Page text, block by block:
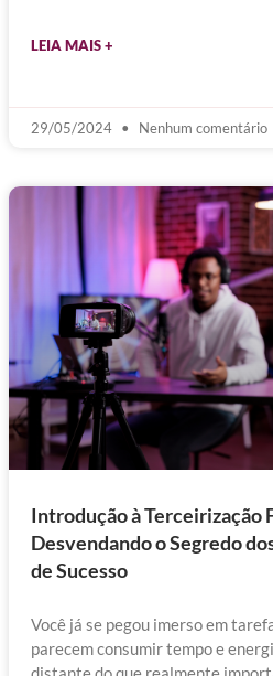
LEIA MAIS +
29/05/2024 Nenhum comentário
Introdução à Terceirização
Desvendando o Segredo
de Sucesso
Você já se pegou imerso em
parecem consumir tempo e